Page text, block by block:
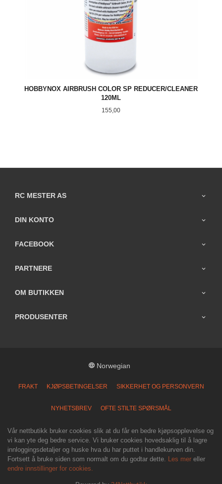
HOBBYNOX AIRBRUSH COLOR SP REDUCER/CLEANER
120ML
Pris
155,00
RC MESTER AS
DIN KONTO
FACEBOOK
PARTNERE
OM BUTIKKEN
PRODUSENTER
Norwegian
FRAKT KJØPSBETINGELSER SIKKERHET OG PERSONVERN
NYHETSBREV OFTE STILTE SPØRSMÅL
Vår nettbutikk bruker cookies slik at du får en bedre kjøpsopplevelse og
vi kan yte deg bedre service. Vi bruker cookies hovedsaklig til å lagre
innloggingsdetaljer og huske hva du har puttet i handlekurven din.
Fortsett å bruke siden som normalt om du godtar dette. Les mer eller
endre innstillinger for cookies.